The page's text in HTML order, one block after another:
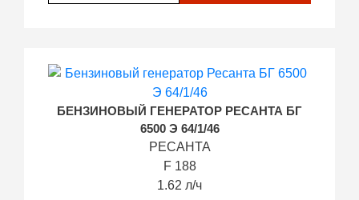
БЕНЗИНОВЫЙ ГЕНЕРАТОР РЕСАНТА БГ
6500 Э 64/1/46
РЕСАНТА
F 188
1.62 л/ч